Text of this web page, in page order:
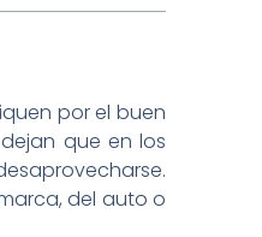
por el buen
que en los
del auto o